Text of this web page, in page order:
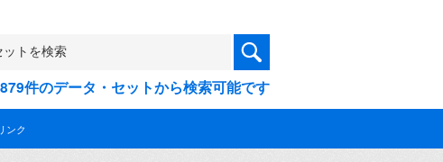
件のデータ・セットから検索可能です
ンク